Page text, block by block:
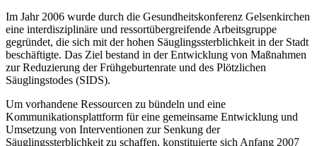
Im Jahr 2006 wurde durch die Gesundheitskonferenz Gelsenkirchen
eine interdisziplinäre und ressortübergreifende Arbeitsgruppe
gegründet, die sich mit der hohen Säuglingssterblichkeit in der Stadt
beschäftigte. Das Ziel bestand in der Entwicklung von Maßnahmen
zur Reduzierung der Frühgeburtenrate und des Plötzlichen
Säuglingstodes (SIDS).
Um vorhandene Ressourcen zu bündeln und eine
Kommunikationsplattform für eine gemeinsame Entwicklung und
Umsetzung von Interventionen zur Senkung der
Säuglingssterblichkeit zu schaffen, konstituierte sich Anfang 2007